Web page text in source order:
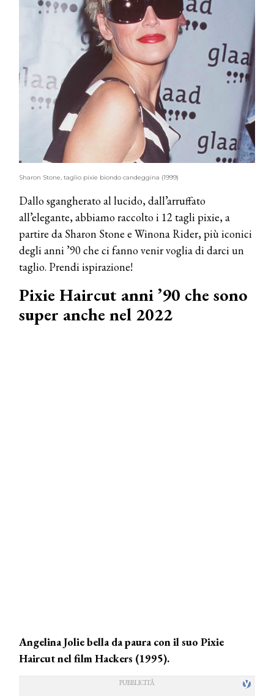
Sharon Stone, taglio pixie biondo candeggina (1999)
Dallo sgangherato al lucido, dall’arruffato
all’elegante, abbiamo raccolto i 12 tagli pixie, a
partire da Sharon Stone e Winona Rider, più iconici
degli anni ’90 che ci fanno venir voglia di darci un
taglio. Prendi ispirazione!
Pixie Haircut anni ’90 che sono
super anche nel 2022
Angelina Jolie bella da paura con il suo Pixie
Haircut nel film Hackers (1995).